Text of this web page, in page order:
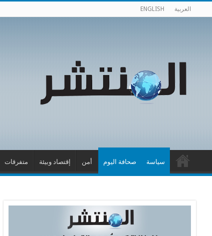
العربية ENGLISH
سياسة صحافة اليوم أمن إقتصاد وبيئة متفرقات